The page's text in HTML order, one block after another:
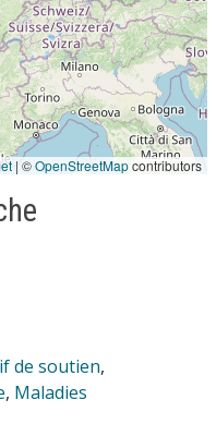
| ©OpenStreetMapcontributors
de soutien,
, Maladies